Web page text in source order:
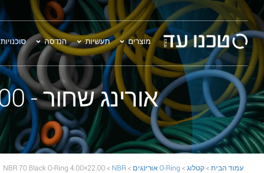
מוצרים תעשיות הנדסה סוכנויות
אורינג שחור - 22.00×4.00 NBR 70 Black O-Ring
עמוד הבית >קטלוג > O-Ring אורינגים >
NBR
> 22.00×4.00 NBR 70 Black O-Ring